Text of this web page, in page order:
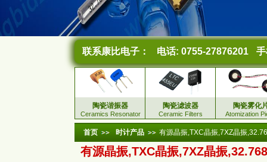
联系康比电子： 电话: 0755-27876201
陶瓷谐振器
Ceramics Resonator
陶瓷滤波器
Ceramic Filters
陶瓷雾化
Atomization
首页 时计产品 有源晶振,TXC晶振,7XZ晶振
有源晶振,TXC晶振,7XZ晶振